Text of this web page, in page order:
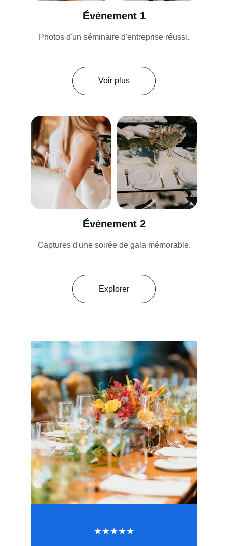
Événement 1
Photos d'un séminaire d'entreprise réussi.
Voir plus
Événement 2
Captures d'une soirée de gala mémorable.
Explorer
★★★★★